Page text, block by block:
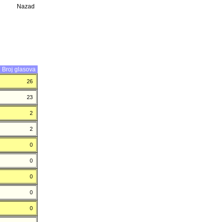
Nazad
Broj glasova
26
23
2
2
0
0
0
0
0